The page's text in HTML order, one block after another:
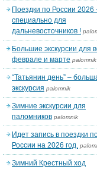
Поездки по России 2026
специально для
дальневосточников !
Большие экскурсии для
феврале и марте palomnik
“Татьянин день” –
экскурсия palomnik
Зимние экскурсии для
паломников palomnik
Идет запись в поездки
России на 2026 год.
Зимний Крестный ход